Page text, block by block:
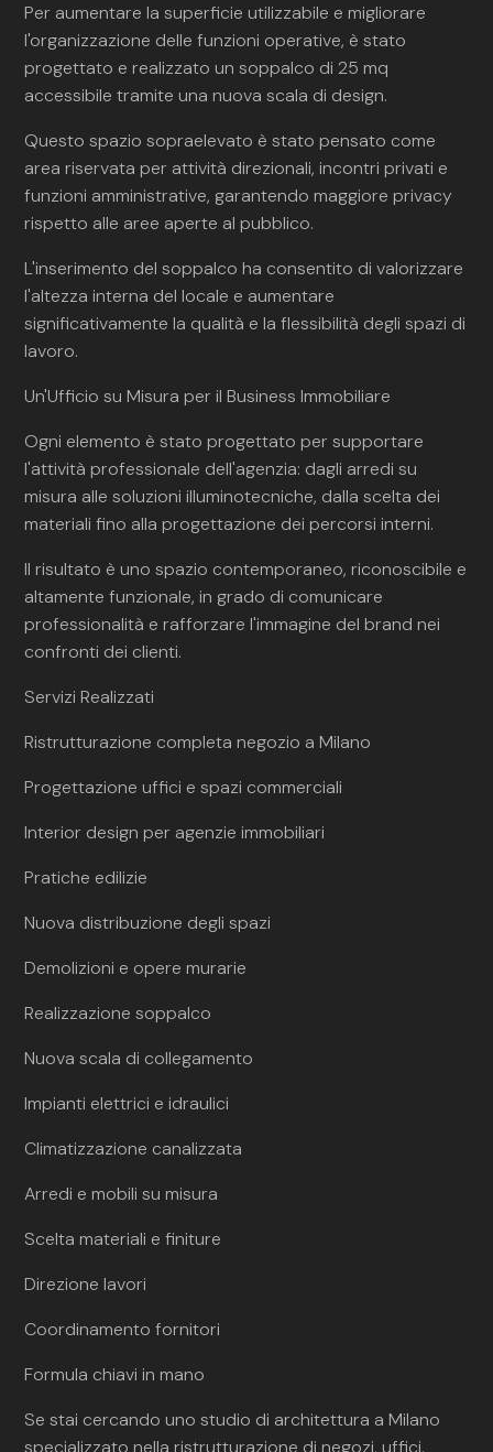
Per aumentare la superficie utilizzabile e migliorare
l'organizzazione delle funzioni operative, è stato
progettato e realizzato un soppalco di 25 mq
accessibile tramite una nuova scala di design.
Questo spazio sopraelevato è stato pensato come
area riservata per attività direzionali, incontri privati e
funzioni amministrative, garantendo maggiore privacy
rispetto alle aree aperte al pubblico.
L'inserimento del soppalco ha consentito di valorizzare
l'altezza interna del locale e aumentare
significativamente la qualità e la flessibilità degli spazi di
lavoro.
Un'Ufficio su Misura per il Business Immobiliare
Ogni elemento è stato progettato per supportare
l'attività professionale dell'agenzia: dagli arredi su
misura alle soluzioni illuminotecniche, dalla scelta dei
materiali fino alla progettazione dei percorsi interni.
Il risultato è uno spazio contemporaneo, riconoscibile e
altamente funzionale, in grado di comunicare
professionalità e rafforzare l'immagine del brand nei
confronti dei clienti.
Servizi Realizzati
Ristrutturazione completa negozio a Milano
Progettazione uffici e spazi commerciali
Interior design per agenzie immobiliari
Pratiche edilizie
Nuova distribuzione degli spazi
Demolizioni e opere murarie
Realizzazione soppalco
Nuova scala di collegamento
Impianti elettrici e idraulici
Climatizzazione canalizzata
Arredi e mobili su misura
Scelta materiali e finiture
Direzione lavori
Coordinamento fornitori
Formula chiavi in mano
Se stai cercando uno studio di architettura a Milano
specializzato nella ristrutturazione di negozi, uffici,